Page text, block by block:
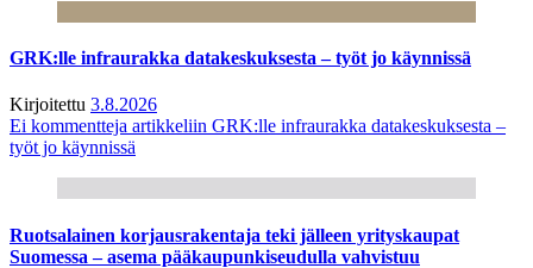
GRK:lle infraurakka datakeskuksesta – työt jo käynnissä
Kirjoitettu 3.8.2026
Ei kommentteja artikkeliin GRK:lle infraurakka datakeskuksesta –
työt jo käynnissä
Ruotsalainen korjausrakentaja teki jälleen yrityskaupat
Suomessa – asema pääkaupunkiseudulla vahvistuu